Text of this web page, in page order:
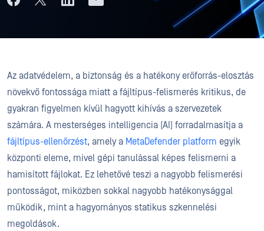
Az adatvédelem, a biztonság és a hatékony erőforrás-elosztás
növekvő fontossága miatt a fájltípus-felismerés kritikus, de
gyakran figyelmen kívül hagyott kihívás a szervezetek
számára. A mesterséges intelligencia (AI) forradalmasítja a
fájltípus-ellenőrzést, amely a MetaDefender platform egyik
központi eleme, mivel gépi tanulással képes felismerni a
hamisított fájlokat. Ez lehetővé teszi a nagyobb felismerési
pontosságot, miközben sokkal nagyobb hatékonysággal
működik, mint a hagyományos statikus szkennelési
megoldások.